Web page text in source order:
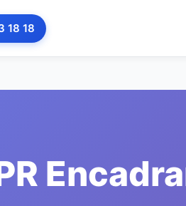
18 18